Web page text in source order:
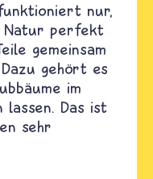
nur,
Natur perfekt
gemeinsam
gehört es
im
Das ist
sehr